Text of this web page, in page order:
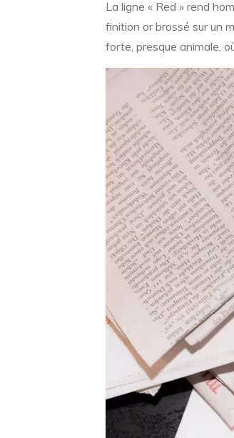
La ligne « Red » rend
finition or brossé sur un
forte, presque animale,